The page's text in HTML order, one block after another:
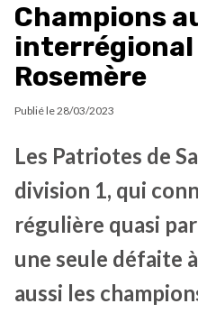
Champions
interrégional
Rosemère
Publié le28/03/2023
Les Patriotes de
division 1, qui
régulière quasi
une seule défaite
aussi les